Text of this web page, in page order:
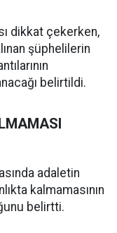
dikkat çekerken,
şüphelilerin
belirtildi.
adaletin
kalmamasının
belirtti.